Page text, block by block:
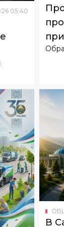
04:
В
Для